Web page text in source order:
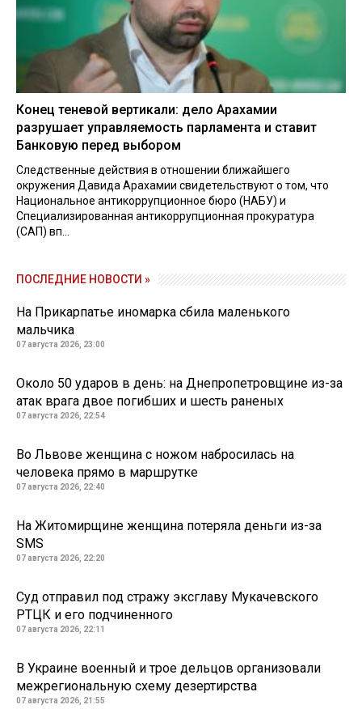
Конец теневой вертикали: дело Арахамии
разрушает управляемость парламента и ставит
Банковую перед выбором
Следственные действия в отношении ближайшего
окружения Давида Арахамии свидетельствуют о том, что
Национальное антикоррупционное бюро (НАБУ) и
Специализированная антикоррупционная прокуратура
(САП) вп...
ПОСЛЕДНИЕ НОВОСТИ »
На Прикарпатье иномарка сбила маленького
мальчика
07 августа 2026, 23:00
Около 50 ударов в день: на Днепропетровщине из-за
атак врага двое погибших и шесть раненых
07 августа 2026, 22:54
Во Львове женщина с ножом набросилась на
человека прямо в маршрутке
07 августа 2026, 22:40
На Житомирщине женщина потеряла деньги из-за
SMS
07 августа 2026, 22:20
Суд отправил под стражу эксглаву Мукачевского
РТЦК и его подчиненного
07 августа 2026, 22:11
В Украине военный и трое дельцов организовали
межрегиональную схему дезертирства
07 августа 2026, 21:55